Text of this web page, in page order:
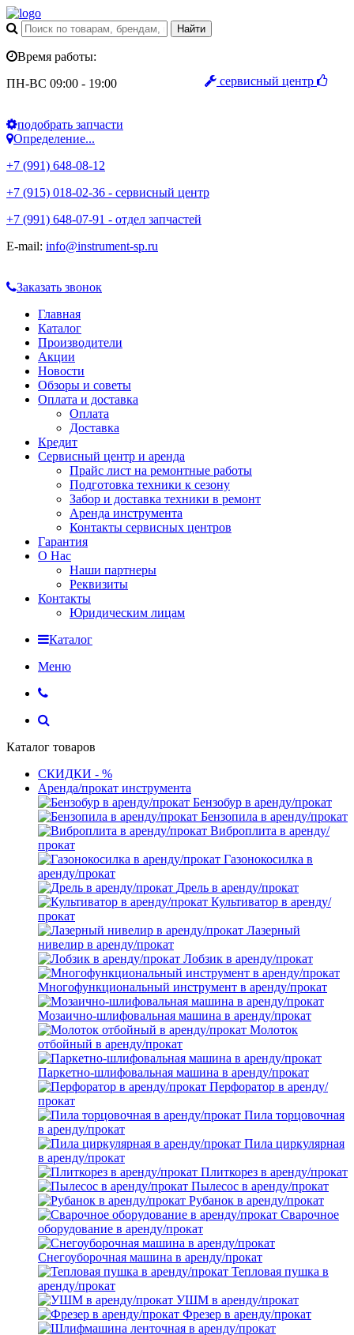
сервисный центр
Время работы:
ПН-ВС 09:00 - 19:00
подобрать запчасти
Определение...
+7 (991) 648-08-12
+7 (915) 018-02-36 - сервисный центр
+7 (991) 648-07-91 - отдел запчастей
E-mail: info@instrument-sp.ru
Заказать звонок
Главная
Каталог
Производители
Акции
Новости
Обзоры и советы
Оплата и доставка
Оплата
Доставка
Кредит
Сервисный центр и аренда
Прайс лист на ремонтные работы
Подготовка техники к сезону
Забор и доставка техники в ремонт
Аренда инструмента
Контакты сервисных центров
Гарантия
О Нас
Наши партнеры
Реквизиты
Контакты
Юридическим лицам
Каталог
Меню
Каталог товаров
СКИДКИ - %
Аренда/прокат инструмента
Бензобур в аренду/прокат
Бензопила в аренду/прокат
Виброплита в аренду/
прокат
Газонокосилка в
аренду/прокат
Дрель в аренду/прокат
Культиватор в аренду/
прокат
Лазерный
нивелир в аренду/прокат
Лобзик в аренду/прокат
Многофункциональный инструмент в аренду/прокат
Мозаично-шлифовальная машина в аренду/прокат
Молоток
отбойный в аренду/прокат
Паркетно-шлифовальная машина в аренду/прокат
Перфоратор в аренду/
прокат
Пила торцовочная
в аренду/прокат
Пила циркулярная
в аренду/прокат
Плиткорез в аренду/прокат
Пылесос в аренду/прокат
Рубанок в аренду/прокат
Сварочное
оборудование в аренду/прокат
Снегоуборочная машина в аренду/прокат
Тепловая пушка в
аренду/прокат
УШМ в аренду/прокат
Фрезер в аренду/прокат